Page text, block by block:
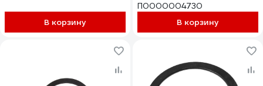
В корзину
П0000004730
В корзину